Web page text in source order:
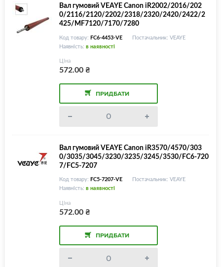
Вал гумовий VEAYE Canon iR2002/2016/202
0/2116/2120/2202/2318/2320/2420/2422/2
425/MF7120/7170/7280
Код товару: FC6-4453-VE
Постачальник: VEAYE
Наявність: в наявності
Ціна
572.00₴
ПРИДБАТИ
Вал гумовий VEAYE Canon iR3570/4570/303
0/3035/3045/3230/3235/3245/3530/FC6-720
7/FC5-7207
Код товару: FC5-7207-VE
Постачальник: VEAYE
Наявність: в наявності
Ціна
572.00₴
ПРИДБАТИ